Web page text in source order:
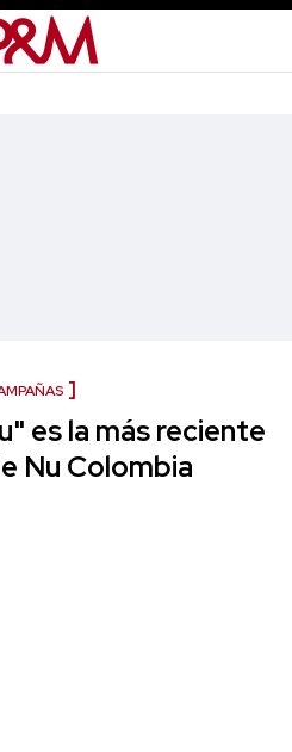
es la más reciente
Nu Colombia